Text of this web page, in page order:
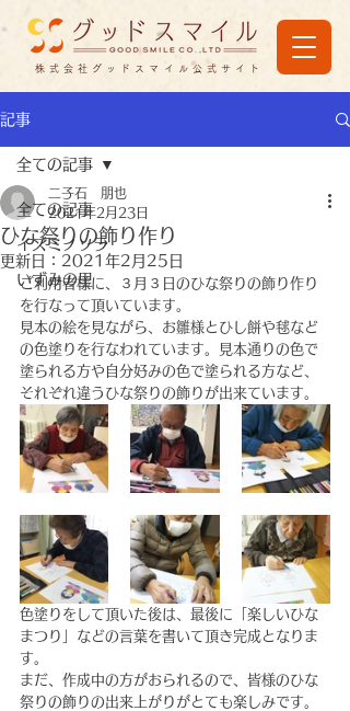
株式会社グッドスマイル公式サイト
記事
全ての記事
イズミノソラ
いずみの里
全ての記事
ひな祭りの飾り作り
二子石 朋也
2021年2月23日
更新日： 2021年2月25日
ご利用者様に、３月３日のひな祭りの飾り作り
を行なって頂いています。
見本の絵を見ながら、お雛様とひし餅や毬など
の色塗りを行なわれています。見本通りの色で
塗られる方や自分好みの色で塗られる方など、
それぞれ違うひな祭りの飾りが出来ています。
色塗りをして頂いた後は、最後に「楽しいひな
まつり」などの言葉を書いて頂き完成となりま
す。
まだ、作成中の方がおられるので、皆様のひな
祭りの飾りの出来上がりがとても楽しみです。